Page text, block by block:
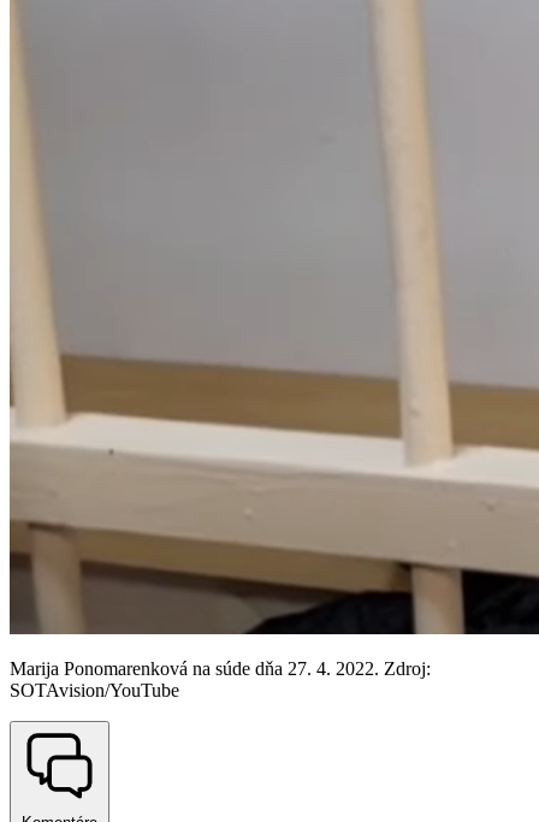
Marija Ponomarenková na súde dňa 27. 4. 2022. Zdroj:
SOTAvision/YouTube